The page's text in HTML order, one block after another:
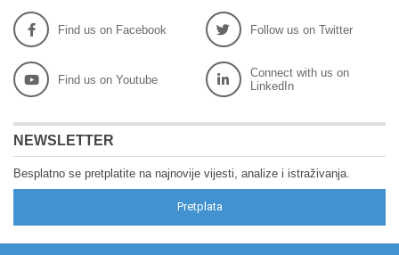
Find us on Facebook Follow us on Twitter
Find us on Youtube
Connect with us on
LinkedIn
NEWSLETTER
Besplatno se pretplatite na najnovije vijesti, analize i istraživanja.
Pretplata